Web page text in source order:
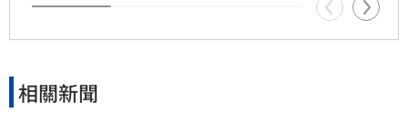
選擇性解讀資料混淆視聽，此議題持續引發社會
廣泛關注與討論。
相關新聞